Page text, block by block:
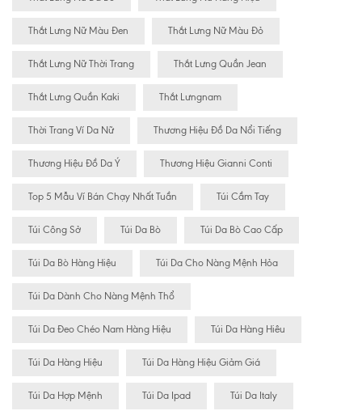
Thắt Lưng Nữ Màu Đen Thắt Lưng Nữ Màu Đỏ
Thắt Lưng Nữ Thời Trang Thắt Lưng Quần Jean
Thắt Lưng Quần Kaki Thắt Lưngnam
Thời Trang Ví Da Nữ Thương Hiệu Đồ Da Nổi Tiếng
Thương Hiệu Đồ Da Ý Thương Hiệu Gianni Conti
Top 5 Mẫu Ví Bán Chạy Nhất Tuần Túi Cầm Tay
Túi Công Sở Túi Da Bò Túi Da Bò Cao Cấp
Túi Da Bò Hàng Hiệu Túi Da Cho Nàng Mệnh Hỏa
Túi Da Dành Cho Nàng Mệnh Thổ
Túi Da Đeo Chéo Nam Hàng Hiệu Túi Da Hàng Hiêu
Túi Da Hàng Hiệu Túi Da Hàng Hiệu Giảm Giá
Túi Da Hợp Mệnh Túi Da Ipad Túi Da Italy